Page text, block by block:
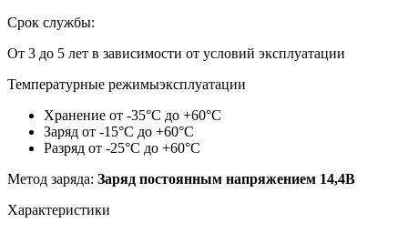
Срок службы:
От 3 до 5 лет в зависимости от условий эксплуатации
Температурные режимыэксплуатации
Хранение от -35°С до +60°С
Заряд от -15°С до +60°С
Разряд от -25°С до +60°С
Метод заряда: Заряд постоянным напряжением 14,4В
Характеристики